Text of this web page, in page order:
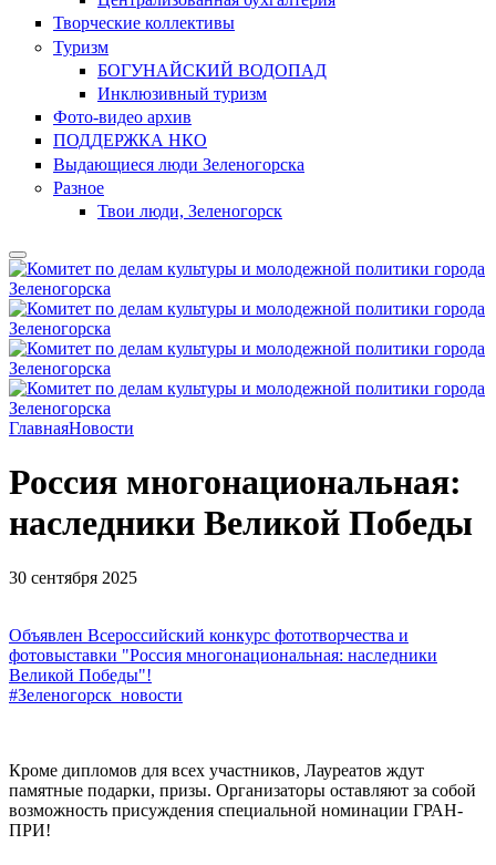
Творческие коллективы
Туризм
БОГУНАЙСКИЙ ВОДОПАД
Инклюзивный туризм
Фото-видео архив
ПОДДЕРЖКА НКО
Выдающиеся люди Зеленогорска
Разное
Твои люди, Зеленогорск
ГлавнаяНовости
Россия многонациональная:
наследники Великой Победы
30 сентября 2025
Объявлен Всероссийский конкурс фототворчества и
фотовыставки "Россия многонациональная: наследники
Великой Победы"!
#Зеленогорск_новости
Кроме дипломов для всех участников, Лауреатов ждут
памятные подарки, призы. Организаторы оставляют за собой
возможность присуждения специальной номинации ГРАН-
ПРИ!